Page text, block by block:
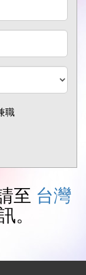
職
至 台灣
。